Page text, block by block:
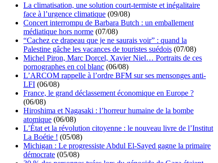
La climatisation, une solution court-termiste et inégalitaire
face à l’urgence climatique (09/08)
Concert interrompu de Barbara Butch : un emballement
médiatique hors norme (07/08)
“Cachez ce drapeau que je ne saurais voir” : quand la
Palestine gâche les vacances de touristes suédois (07/08)
Michel Piron, Marc Dorcel, Xavier Niel… Portraits de ces
pornographes en col blanc (06/08)
L’ARCOM rappelle à l’ordre BFM sur ses mensonges anti-
LFI (06/08)
France, le grand déclassement économique en Europe ?
(06/08)
Hiroshima et Nagasaki : l’horreur humaine de la bombe
atomique (06/08)
L’État et la révolution citoyenne : le nouveau livre de l’Institut
La Boétie ! (05/08)
Michigan : Le progressiste Abdul El-Sayed gagne la primaire
démocrate (05/08)